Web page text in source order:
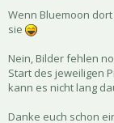
Wenn Bluemoon
sie
Nein, Bilder fehlen
Start des jeweiligen
kann es nicht lang
Danke euch schon